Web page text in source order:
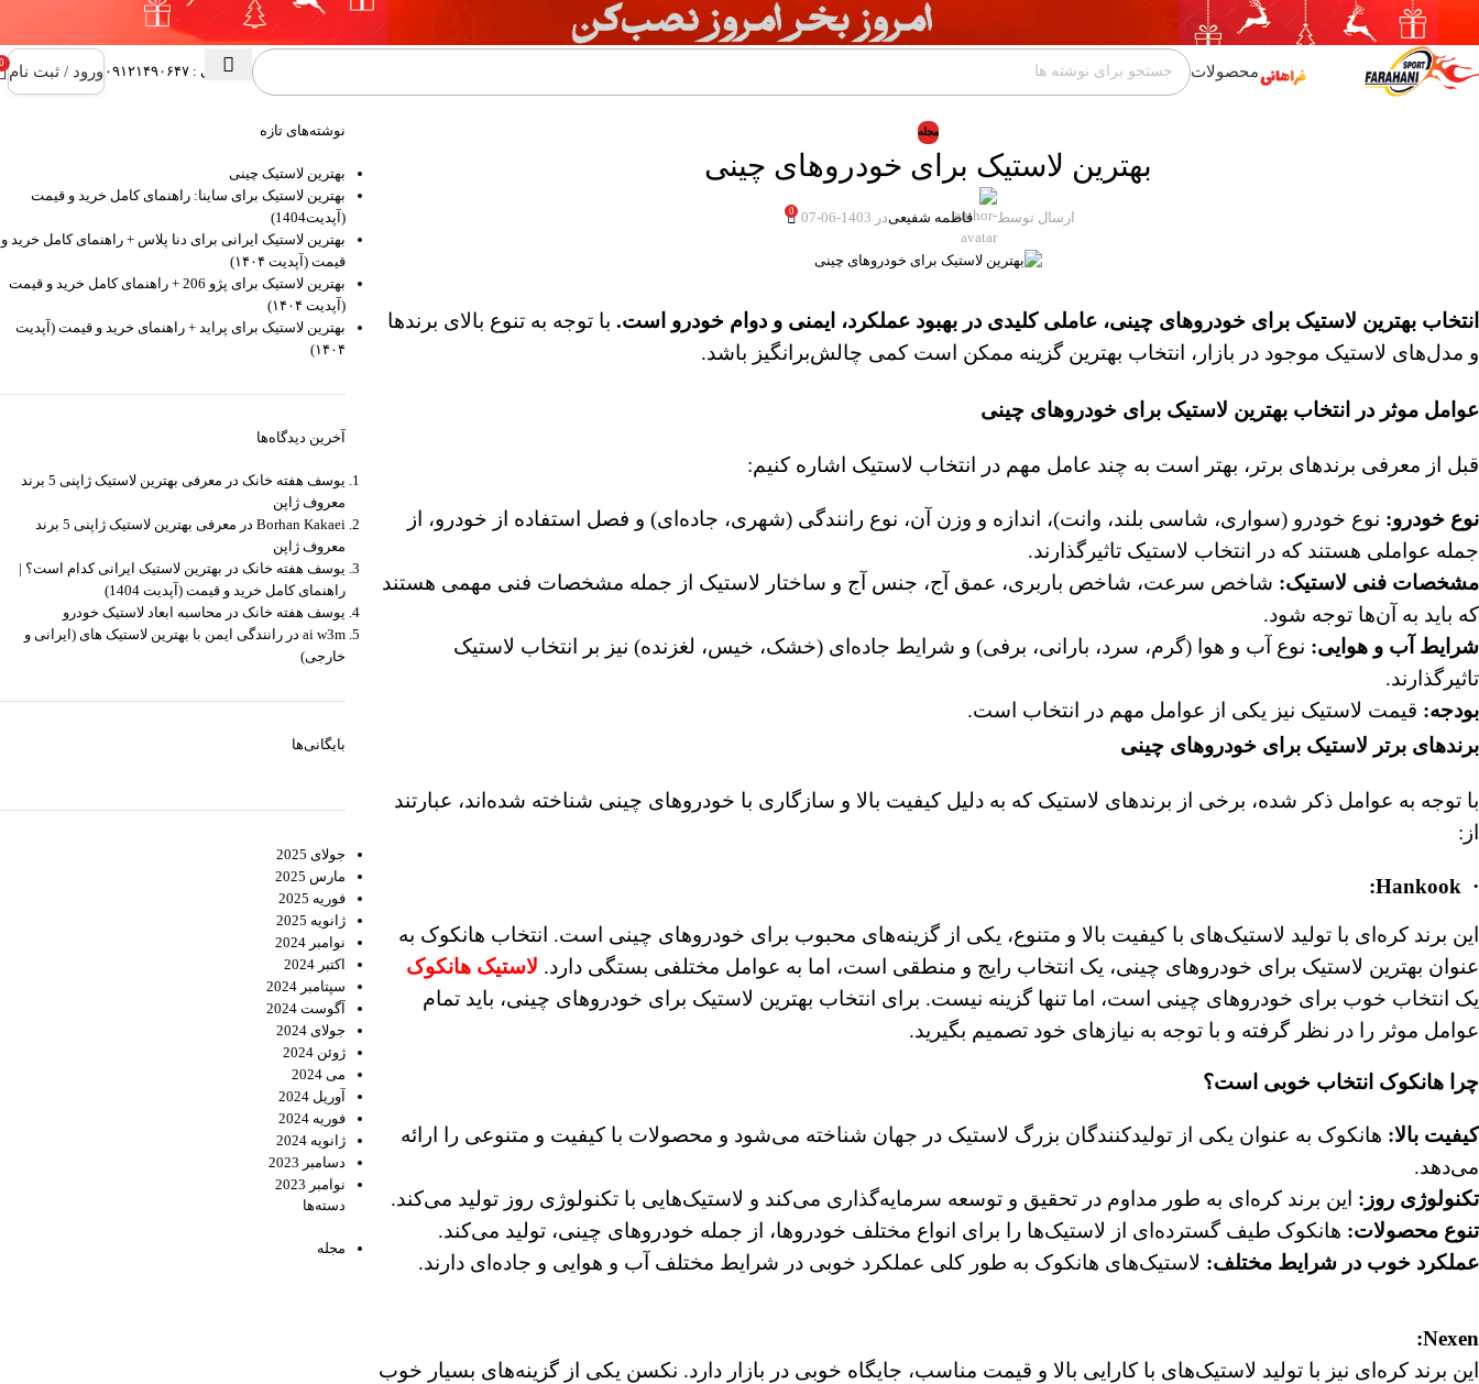
عبور به ناوبری رفتن به محتوای اصلی
محصولات پشتیبانی : ۰۹۱۲۱۴۹۰۶۴۷ ورود / ثبت نام
مجله
بهترین لاستیک برای خودروهای چینی
ارسال توسط فاطمه شفیعیدر 1403-06-07 0
انتخاب بهترین لاستیک برای خودروهای چینی، عاملی کلیدی در بهبود عملکرد، ایمنی و دوام خودرو است. با توجه به تنوع بالای برندها
و مدل‌های لاستیک موجود در بازار، انتخاب بهترین گزینه ممکن است کمی چالش‌برانگیز باشد.
عوامل موثر در انتخاب بهترین لاستیک برای خودروهای چینی
قبل از معرفی برندهای برتر، بهتر است به چند عامل مهم در انتخاب لاستیک اشاره کنیم:
نوع خودرو: نوع خودرو (سواری، شاسی بلند، وانت)، اندازه و وزن آن، نوع رانندگی (شهری، جاده‌ای) و فصل استفاده از خودرو، از
جمله عواملی هستند که در انتخاب لاستیک تاثیرگذارند.
مشخصات فنی لاستیک: شاخص سرعت، شاخص باربری، عمق آج، جنس آج و ساختار لاستیک از جمله مشخصات فنی مهمی هستند
که باید به آن‌ها توجه شود.
شرایط آب و هوایی: نوع آب و هوا (گرم، سرد، بارانی، برفی) و شرایط جاده‌ای (خشک، خیس، لغزنده) نیز بر انتخاب لاستیک
تاثیرگذارند.
بودجه: قیمت لاستیک نیز یکی از عوامل مهم در انتخاب است.
برندهای برتر لاستیک برای خودروهای چینی
با توجه به عوامل ذکر شده، برخی از برندهای لاستیک که به دلیل کیفیت بالا و سازگاری با خودروهای چینی شناخته شده‌اند، عبارتند
از:
·
Hankook:
این برند کره‌ای با تولید لاستیک‌های با کیفیت بالا و متنوع، یکی از گزینه‌های محبوب برای خودروهای چینی است. انتخاب هانکوک به
عنوان بهترین لاستیک برای خودروهای چینی، یک انتخاب رایج و منطقی است، اما به عوامل مختلفی بستگی دارد. لاستیک هانکوک
یک انتخاب خوب برای خودروهای چینی است، اما تنها گزینه نیست. برای انتخاب بهترین لاستیک برای خودروهای چینی، باید تمام
عوامل موثر را در نظر گرفته و با توجه به نیازهای خود تصمیم بگیرید.
چرا هانکوک انتخاب خوبی است؟
کیفیت بالا: هانکوک به عنوان یکی از تولیدکنندگان بزرگ لاستیک در جهان شناخته می‌شود و محصولات با کیفیت و متنوعی را ارائه
می‌دهد.
تکنولوژی روز : این برند کره‌ای به طور مداوم در تحقیق و توسعه سرمایه‌گذاری می‌کند و لاستیک‌هایی با تکنولوژی روز تولید می‌کند.
تنوع محصولات: هانکوک طیف گسترده‌ای از لاستیک‌ها را برای انواع مختلف خودروها، از جمله خودروهای چینی، تولید می‌کند.
عملکرد خوب در شرایط مختلف: لاستیک‌های هانکوک به طور کلی عملکرد خوبی در شرایط مختلف آب و هوایی و جاده‌ای دارند.
Nexen:
این برند کره‌ای نیز با تولید لاستیک‌های با کارایی بالا و قیمت مناسب، جایگاه خوبی در بازار دارد. نکسن یکی از گزینه‌های بسیار خوب
نوشته‌های تازه
بهترین لاستیک چینی
بهترین لاستیک برای ساینا: راهنمای کامل خرید و قیمت
(آپدیت1404)
بهترین لاستیک ایرانی برای دنا پلاس + راهنمای کامل خرید و
قیمت (آپدیت ۱۴۰۴)
بهترین لاستیک برای پژو 206 + راهنمای کامل خرید و قیمت
(آپدیت ۱۴۰۴)
بهترین لاستیک برای پراید + راهنمای خرید و قیمت (آپدیت
۱۴۰۴)
آخرین دیدگاه‌ها
يوسف هفته خانک در
معرفی بهترین لاستیک ژاپنی 5 برند
معروف ژاپن
Borhan Kakaei در
معرفی بهترین لاستیک ژاپنی 5 برند
معروف ژاپن
يوسف هفته خانک در بهترین لاستیک ایرانی کدام است؟ |
راهنمای کامل خرید و قیمت (آپدیت 1404)
يوسف هفته خانک در محاسبه ابعاد لاستیک خودرو
ai w3m دررانندگی ایمن با بهترین لاستیک های (ایرانی و
خارجی)
بایگانی‌ها
جولای 2025
مارس 2025
فوریه 2025
ژانویه 2025
نوامبر 2024
اکتبر 2024
سپتامبر 2024
آگوست 2024
جولای 2024
ژوئن 2024
می 2024
آوریل 2024
فوریه 2024
ژانویه 2024
دسامبر 2023
نوامبر 2023
دسته‌ها
مجله